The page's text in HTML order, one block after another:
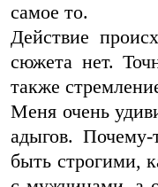
самое то.
Действие
сюжета нет.
также
Меня очень
адыгов.
быть строгими,